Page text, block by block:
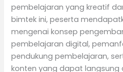
pembelajaran yang kreatif
bimtek ini, peserta
mengenai konsep
pembelajaran digital,
pendukung pembelajaran,
konten yang dapat langsung